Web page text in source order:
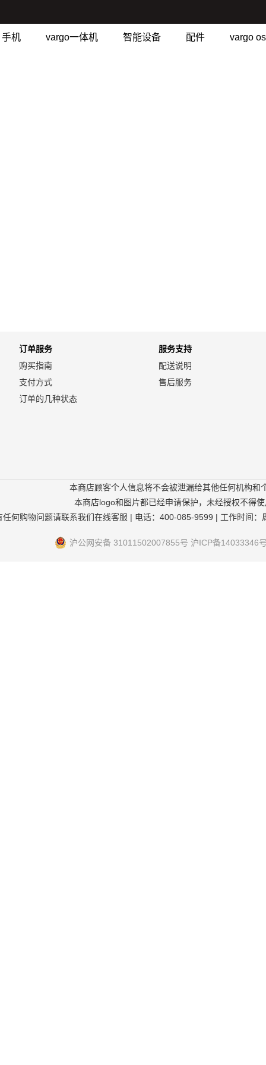
手机 vargo一体机 智能设备 配件 vargo os
订单服务
购买指南
支付方式
订单的几种状态
服务支持
配送说明
售后服务
本商店顾客个人信息将不会被泄漏给其他任何机构和
本商店logo和图片都已经申请保护，未经授权不得
任何购物问题请联系我们在线客服 | 电话：400-085-9599 | 工作时间：
沪公网安备 31011502007855号 沪ICP备14033346